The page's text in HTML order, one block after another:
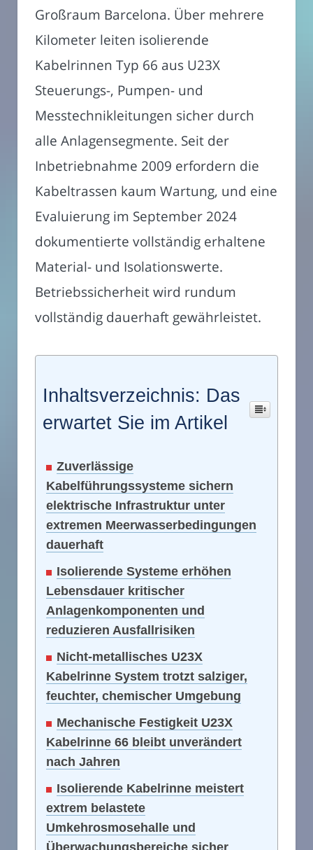
Großraum Barcelona. Über mehrere
Kilometer leiten isolierende
Kabelrinnen Typ 66 aus U23X
Steuerungs-, Pumpen- und
Messtechnikleitungen sicher durch
alle Anlagensegmente. Seit der
Inbetriebnahme 2009 erfordern die
Kabeltrassen kaum Wartung, und eine
Evaluierung im September 2024
dokumentierte vollständig erhaltene
Material- und Isolationswerte.
Betriebssicherheit wird rundum
vollständig dauerhaft gewährleistet.
Inhaltsverzeichnis: Das
erwartet Sie im Artikel
Zuverlässige
Kabelführungssysteme sichern
elektrische Infrastruktur unter
extremen Meerwasserbedingungen
dauerhaft
Isolierende Systeme erhöhen
Lebensdauer kritischer
Anlagenkomponenten und
reduzieren Ausfallrisiken
Nicht-metallisches U23X
Kabelrinne System trotzt salziger,
feuchter, chemischer Umgebung
Mechanische Festigkeit U23X
Kabelrinne 66 bleibt unverändert
nach Jahren
Isolierende Kabelrinne meistert
extrem belastete
Umkehrosmosehalle und